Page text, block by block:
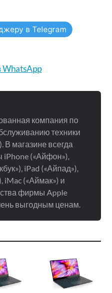
в Telegram
WhatsApp
компания по
техники
В магазине всегда
iPhone («Айфон»),
iPad («Айпад»),
iMac («Аймак») и
фирмы Apple
выгодным ценам.